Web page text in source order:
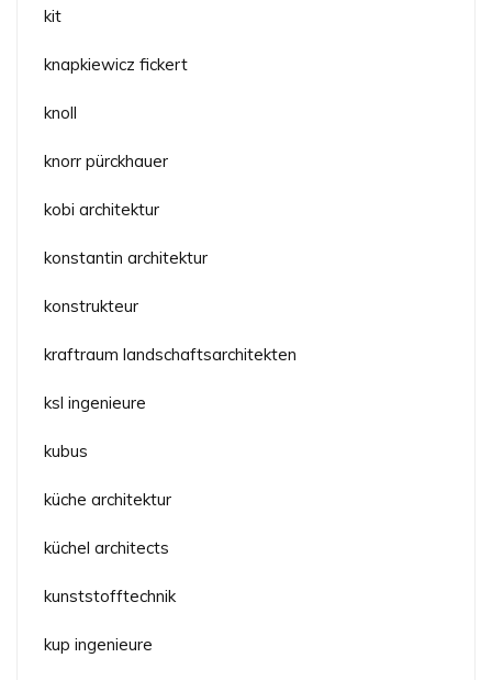
kit
knapkiewicz fickert
knoll
knorr pürckhauer
kobi architektur
konstantin architektur
konstrukteur
kraftraum landschaftsarchitekten
ksl ingenieure
kubus
küche architektur
küchel architects
kunststofftechnik
kup ingenieure